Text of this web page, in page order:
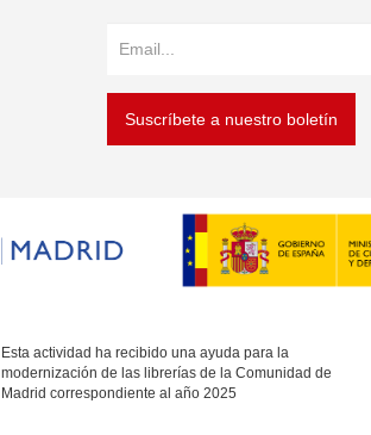
Suscríbete a nuestro boletín
Esta actividad ha recibido una ayuda para la
modernización de las librerías de la Comunidad de
Madrid correspondiente al año 2025